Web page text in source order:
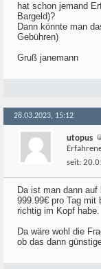
hat schon jemand
Bargeld)?
Dann könnte man
Gebühren)
Gruß janemann
28.03.2023, 15:12
utopus
seit:
Da ist man dann
999.99€ pro Tag mit
richtig im Kopf habe.
Da wäre wohl die
ob das dann